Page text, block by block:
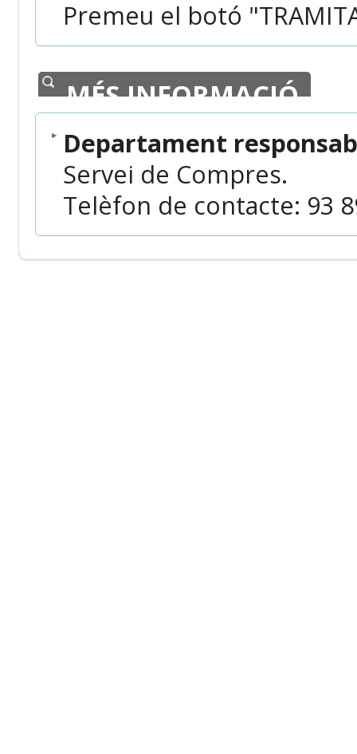
Premeu el botó
MÉS INFORMACIÓ
Departament
Servei de Compres.
Telèfon de contacte: 93